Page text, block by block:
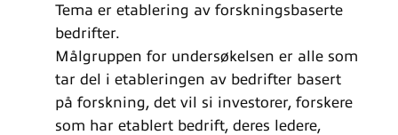
Tema er etablering av forskningsbaserte
bedrifter.
Målgruppen for undersøkelsen er alle som
tar del i etableringen av bedrifter basert
på forskning, det vil si investorer, forskere
som har etablert bedrift, deres ledere,